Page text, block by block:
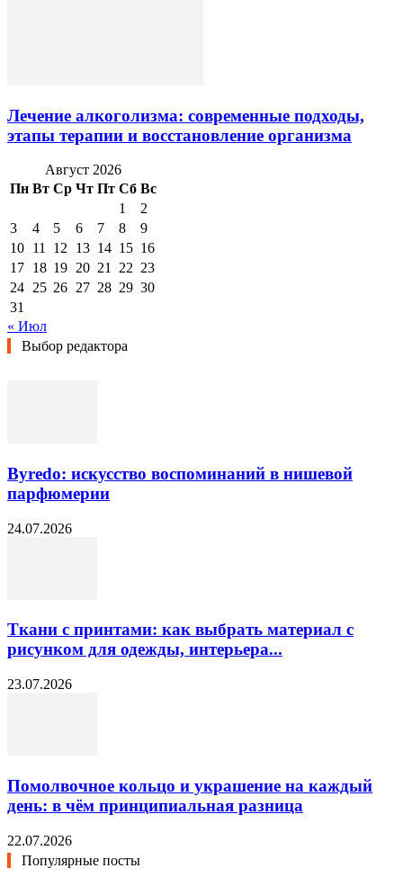
Лечение алкоголизма: современные подходы,
этапы терапии и восстановление организма
Август 2026
Пн Вт Ср Чт Пт Сб Вс
1
2
3
4 5 6 7 8
9
10 11 12 13 14 15 16
17 18 19 20 21 22 23
24 25 26 27 28 29 30
31
« Июл
Выбор редактора
Byredo: искусство воспоминаний в нишевой
парфюмерии
24.07.2026
Ткани с принтами: как выбрать материал с
рисунком для одежды, интерьера...
23.07.2026
Помолвочное кольцо и украшение на каждый
день: в чём принципиальная разница
22.07.2026
Популярные посты